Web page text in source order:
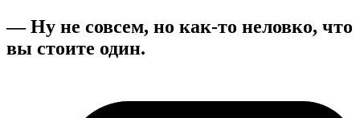
— Ну не совсем, но как-то неловко, что
вы стоите один.